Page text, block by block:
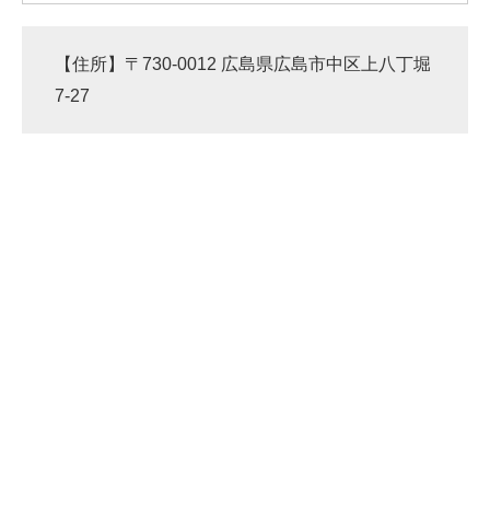
【住所】〒730-0012 広島県広島市中区上八丁堀
7-27